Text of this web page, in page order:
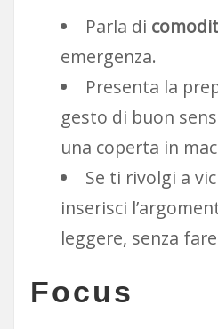
Parla di
emergenza.
Presenta la
gesto di buon
una coperta in
Se ti rivolgi a
inserisci
leggere, senza
Focus